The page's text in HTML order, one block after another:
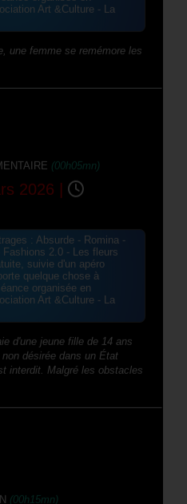
Art &Culture - La
une femme se remémore les
(00h05mn)
2026 |
: Absurde - Romina -
2.0 - Les fleurs
suivie d'un apéro
quelque chose à
organisée en
Art &Culture - La
d'une jeune fille de 14 ans
désirée dans un État
interdit. Malgré les obstacles
(00h15mn)